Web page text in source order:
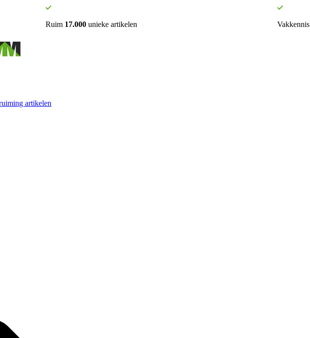
Ruim 17.000 unieke artikelen Vakkennis
artikelen